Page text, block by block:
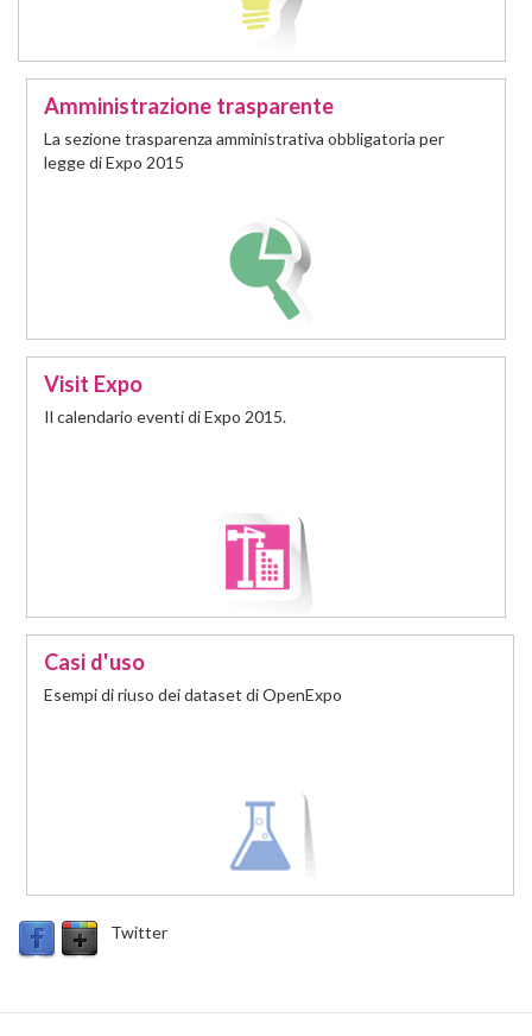
Amministrazione trasparente
La sezione trasparenza amministrativa obbligatoria per
legge di Expo 2015
Visit Expo
Il calendario eventi di Expo 2015.
Casi d'uso
Esempi di riuso dei dataset di OpenExpo
Twitter